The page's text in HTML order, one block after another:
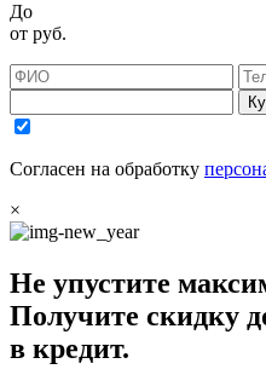
До
от руб.
Согласен на обработку
×
Не упустите
Получите скидку
в кредит.